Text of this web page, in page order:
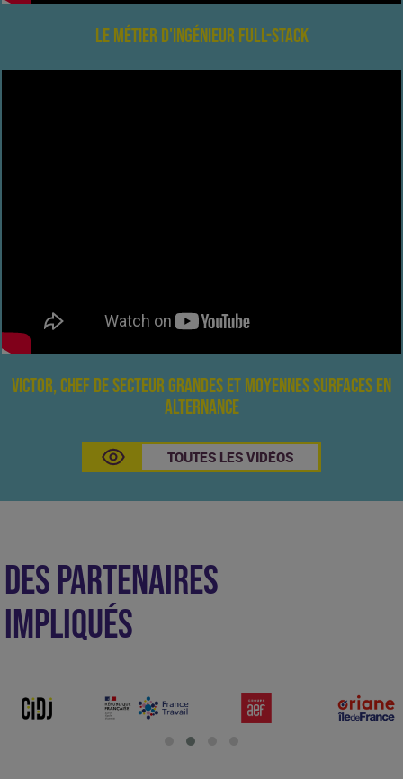
Le métier d'Ingénieur Full-Stack
Victor, chef de secteur grandes et moyennes surfaces en
alternance
TOUTES LES VIDÉOS
DES PARTENAIRES
IMPLIQUÉS